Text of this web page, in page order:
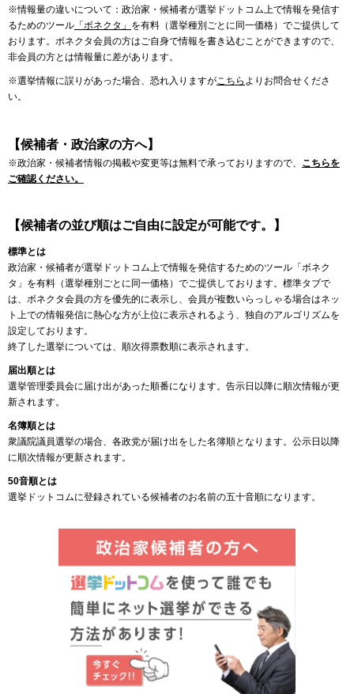
※情報量の違いについて：政治家・候補者が選挙ドットコム上で情報を発信す
るためのツール 「ボネクタ」 を有料（選挙種別ごとに同一価格）でご提供して
おります。ボネクタ会員の方はご自身で情報を書き込むことができますので、
非会員の方とは情報量に差があります。
※選挙情報に誤りがあった場合、恐れ入りますがこちら よりお問合せくださ
い。
【候補者・政治家の方へ】
※政治家・候補者情報の掲載や変更等は無料で承っておりますので、 こちらを
ご確認ください。
【候補者の並び順はご自由に設定が可能です。】
標準とは
政治家・候補者が選挙ドットコム上で情報を発信するためのツール「ボネク
タ」を有料（選挙種別ごとに同一価格）でご提供しております。標準タブで
は、ボネクタ会員の方を優先的に表示し、会員が複数いらっしゃる場合はネッ
ト上での情報発信に熱心な方が上位に表示されるよう、独自のアルゴリズムを
設定しております。
終了した選挙については、順次得票数順に表示されます。
届出順とは
選挙管理委員会に届け出があった順番になります。告示日以降に順次情報が更
新されます。
名簿順とは
衆議院議員選挙の場合、各政党が届け出をした名簿順となります。公示日以降
に順次情報が更新されます。
50音順とは
選挙ドットコムに登録されている候補者のお名前の五十音順になります。